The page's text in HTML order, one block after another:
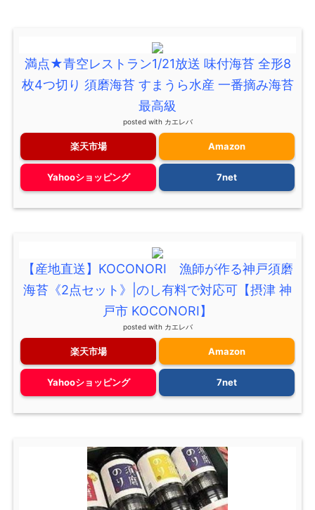
満点★青空レストラン1/21放送 味付海苔 全形8
枚4つ切り 須磨海苔 すまうら水産 一番摘み海苔
最高級
posted with カエレバ
楽天市場 Amazon
Yahooショッピング 7net
【産地直送】KOCONORI 漁師が作る神戸須磨
海苔《2点セット》|のし有料で対応可【摂津 神
戸市 KOCONORI】
posted with カエレバ
楽天市場 Amazon
Yahooショッピング 7net